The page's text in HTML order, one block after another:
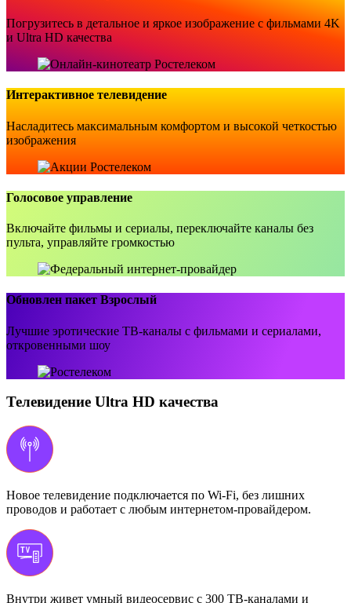
Погрузитесь в детальное и яркое изображение с фильмами 4K
и Ultra HD качества
Интерактивное телевидение
Насладитесь максимальным комфортом и высокой четкостью
изображения
Голосовое управление
Включайте фильмы и сериалы, переключайте каналы без
пульта, управляйте громкостью
Обновлен пакет Взрослый
Лучшие эротические ТВ-каналы с фильмами и сериалами,
откровенными шоу
Телевидение Ultra HD качества
Новое телевидение подключается по Wi-Fi, без лишних
проводов и работает с любым интернетом-провайдером.
Внутри живет умный видеосервис с 300 ТВ-каналами и